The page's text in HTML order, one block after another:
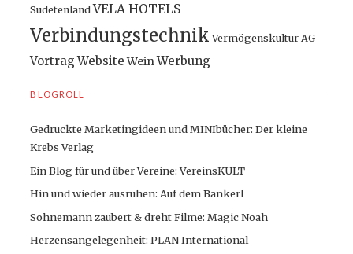
Sudetenland VELA HOTELS
Verbindungstechnik Vermögenskultur AG
Vortrag Website WeinWerbung
BLOGROLL
Gedruckte Marketingideen und MINIbücher: Der kleine
Krebs Verlag
Ein Blog für und über Vereine: VereinsKULT
Hin und wieder ausruhen: Auf dem Bankerl
Sohnemann zaubert & dreht Filme: Magic Noah
Herzensangelegenheit: PLAN International